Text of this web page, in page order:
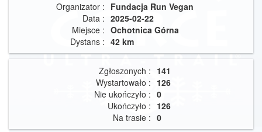
Organizator : Fundacja Run Vegan
Data : 2025-02-22
Miejsce : Ochotnica Górna
Dystans : 42 km
Zgłoszonych : 141
Wystartowało : 126
Nie ukończyło : 0
Ukończyło : 126
Na trasie : 0